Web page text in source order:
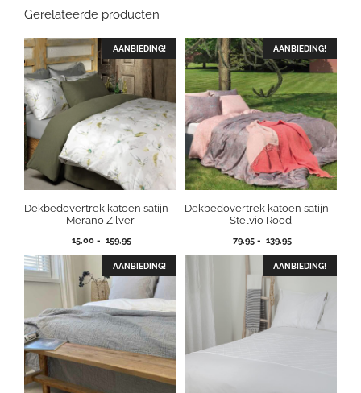
Gerelateerde producten
AANBIEDING!
Dekbedovertrek katoen satijn –
Merano Zilver
15,00 - 159,95Prijsklasse:
tot
159,95
AANBIEDING!
Dekbedovertrek katoen satijn –
Stelvio Rood
79,95 - 139,95Prijsklasse:
tot
139,95
AANBIEDING! AANBIEDING!